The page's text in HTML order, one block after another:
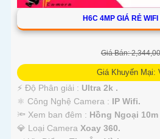
H6C 4MP GIÁ RẺ WIFI
Giá Bán:
Giá Khuyến Mại:
️⚡ Độ Phân giải : Ultra 2k .
⚛️ Công Nghệ Camera : IP Wifi.
🔦 Xem ban đêm : Hồng Ngoại
💎 Loại Camera Xoay 360.